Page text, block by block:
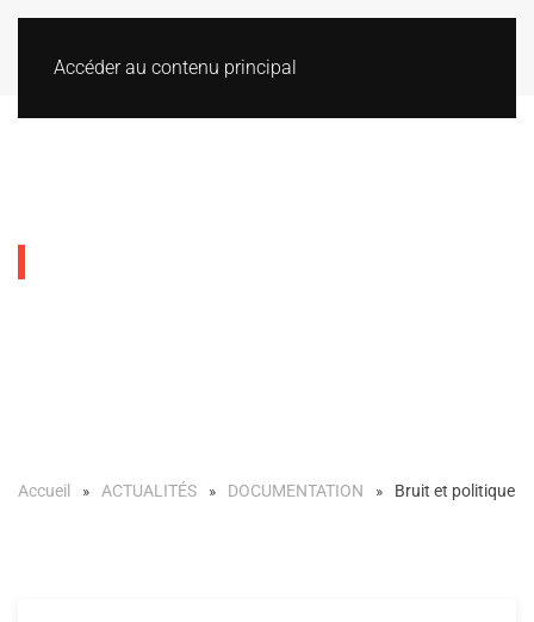
Accéder au contenu principal
Accueil ACTUALITÉS DOCUMENTATION Bruit et politique